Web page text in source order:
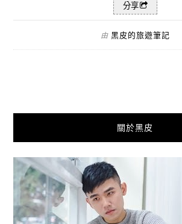
分享
由 黑皮的旅遊筆記
關於黑皮